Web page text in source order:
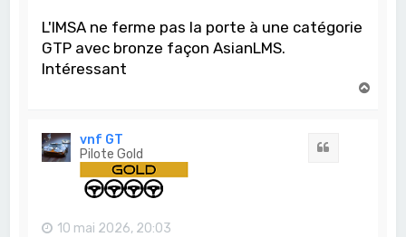
L'IMSA ne ferme pas la porte à une catégorie
GTP avec bronze façon AsianLMS.
Intéressant
vnf GT
Pilote Gold
10 mai 2026, 20:03